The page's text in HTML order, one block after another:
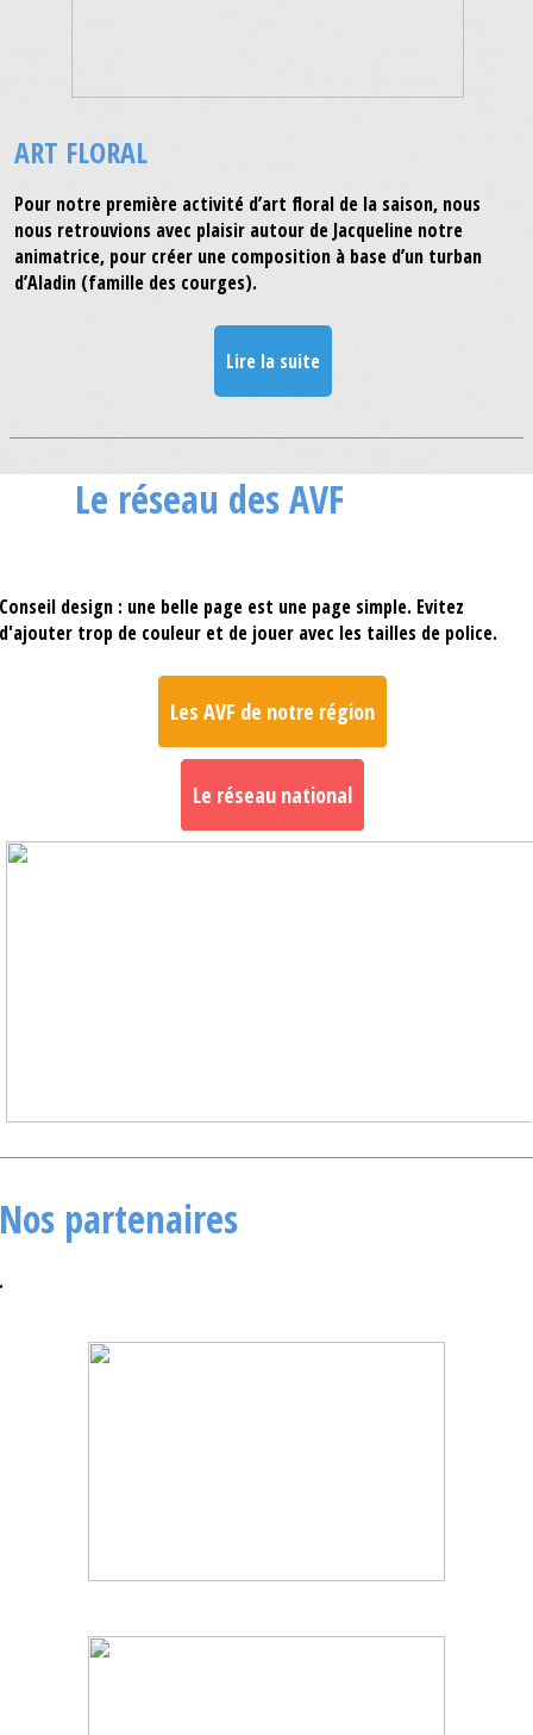
ART FLORAL
Pour notre première activité d’art floral de la saison, nous
nous retrouvions avec plaisir autour de Jacqueline notre
animatrice, pour créer une composition à base d’un turban
d’Aladin (famille des courges).
Lire la suite
réseau des AVF
design : une belle page est une page simple. Evitez
trop de couleur et de jouer avec les tailles de police.
Les AVF de notre région
Le réseau national
partenaires